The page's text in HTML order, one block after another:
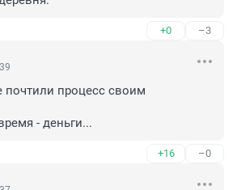
+0 –3
почтили процесс своим
- деньги...
+16 –0